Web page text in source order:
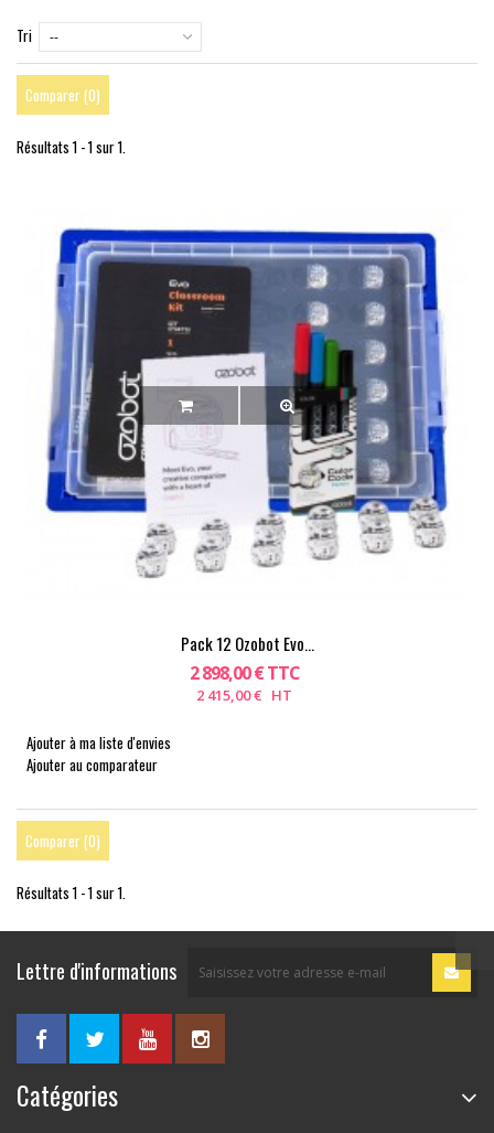
Tri --
Comparer (0)
Résultats 1 - 1 sur 1.
Pack 12 Ozobot Evo...
2 898,00 € TTC
2 415,00 € HT
Ajouter à ma liste d'envies
Ajouter au comparateur
Comparer (0)
Résultats 1 - 1 sur 1.
Lettre d'informations
Catégories